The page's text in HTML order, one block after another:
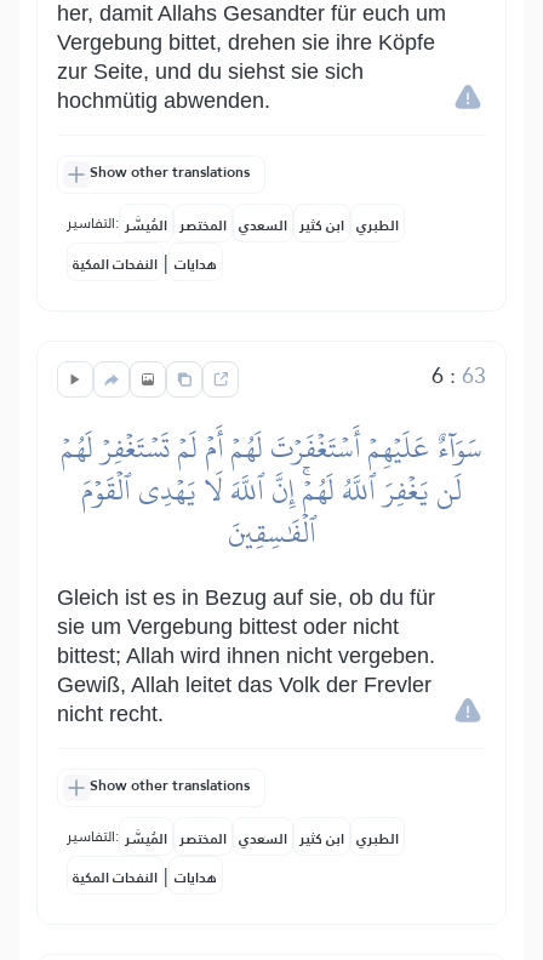
her, damit Allahs Gesandter für euch um
Vergebung bittet, drehen sie ihre Köpfe
zur Seite, und du siehst sie sich
hochmütig abwenden.
Show other translations
التفاسير: المُيسَّر المختصر السعدي ابن كثير الطبري
النفحات المكية | هدايات
6:63
سَوَآءٌ عَلَيۡهِمۡ أَسۡتَغۡفَرۡتَ لَهُمۡ أَمۡ لَمۡ تَسۡتَغۡفِرۡ لَهُمۡ
لَن يَغۡفِرَ ٱللَّهُ لَهُمۡۚ إِنَّ ٱللَّهَ لَا يَهۡدِي ٱلۡقَوۡمَ
ٱلۡفَٰسِقِينَ
Gleich ist es in Bezug auf sie, ob du für
sie um Vergebung bittest oder nicht
bittest; Allah wird ihnen nicht vergeben.
Gewiß, Allah leitet das Volk der Frevler
nicht recht.
Show other translations
التفاسير: المُيسَّر المختصر السعدي ابن كثير الطبري
النفحات المكية | هدايات